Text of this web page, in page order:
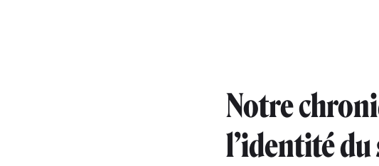
Notre
l’identité